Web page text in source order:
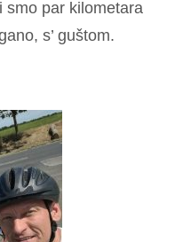
smo par kilometara
s’ guštom.